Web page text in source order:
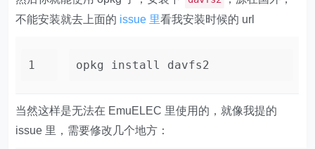
不能安装就去上面的 issue 里看我安装时候的 url
1 opkg install davfs2
当然这样是无法在 EmuELEC 里使用的，就像我提的
issue 里，需要修改几个地方：